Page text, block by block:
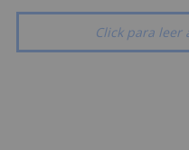
Click para leer